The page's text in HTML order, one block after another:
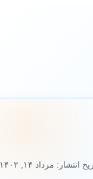
انتشار: مرداد ۱۴, ۱۴۰۲